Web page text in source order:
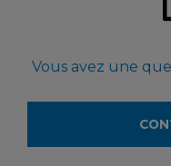
Vous avez une